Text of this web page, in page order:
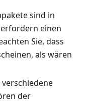
sind in
einen
Sie, dass
als wären
der